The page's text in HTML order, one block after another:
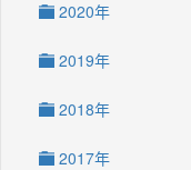
2020年
2019年
2018年
2017年